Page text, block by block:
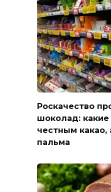
Роскачество
шоколад:
честным какао,
пальма